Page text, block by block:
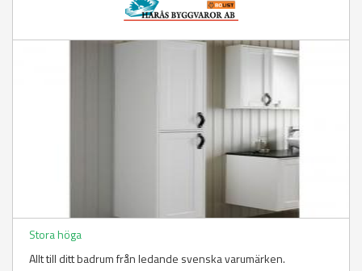
Stora höga
Allt till ditt badrum från ledande svenska varumärken.